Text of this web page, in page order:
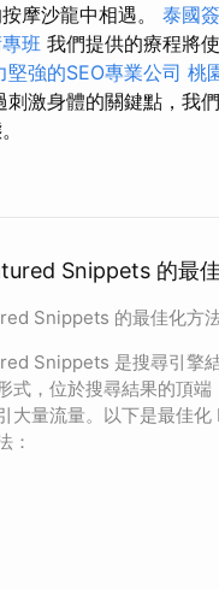
摩沙龍中相遇。 泰國
班 我們提供的療程將
堅強的SEO專業公司 桃
刺激身體的關鍵點，我
Snippets 的最
Snippets 的最佳化方
Snippets 是搜尋引擎
式，位於搜尋結果的頂端
大量流量。以下是最佳
：